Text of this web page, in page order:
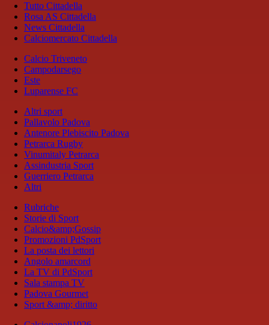
Tutto Cittadella
Rosa AS Cittadella
News Cittadella
Calciomercato Cittadella
Calcio Triveneto
Campodarsego
Este
Luparense FC
Altri sport
Pallavolo Padova
Antenore Plebiscito Padova
Petrarca Rugby
Vinumitaly Petrarca
Assindustria Sport
Guerriero Petrarca
Altri
Rubriche
Storie di Sport
Calcio&amp;Gossip
Promozioni PdSport
La posta dei lettori
Angolo amarcord
La TV di PdSport
Sala stampa TV
Padova Gourmet
Sport &amp; diritto